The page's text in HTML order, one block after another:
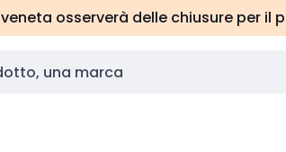
osserverà delle chiusure per il